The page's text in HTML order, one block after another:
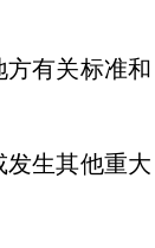
有关标准和
生其他重大